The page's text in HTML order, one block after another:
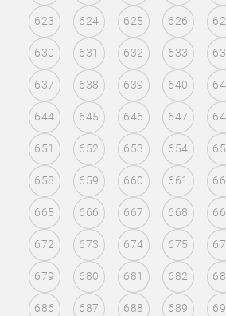
623 624 625 626
630 631 632 633
637 638 639 640
644 645 646 647
651 652 653 654
658 659 660 661
665 666 667 668
672 673 674 675
679 680 681 682
686 687 688 689